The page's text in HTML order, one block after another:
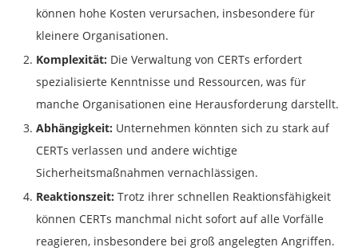
können hohe Kosten verursachen, insbesondere für
kleinere Organisationen.
Komplexität: Die Verwaltung von CERTs erfordert
spezialisierte Kenntnisse und Ressourcen, was für
manche Organisationen eine Herausforderung darstellt.
Abhängigkeit: Unternehmen könnten sich zu stark auf
CERTs verlassen und andere wichtige
Sicherheitsmaßnahmen vernachlässigen.
Reaktionszeit: Trotz ihrer schnellen Reaktionsfähigkeit
können CERTs manchmal nicht sofort auf alle Vorfälle
reagieren, insbesondere bei groß angelegten Angriffen.